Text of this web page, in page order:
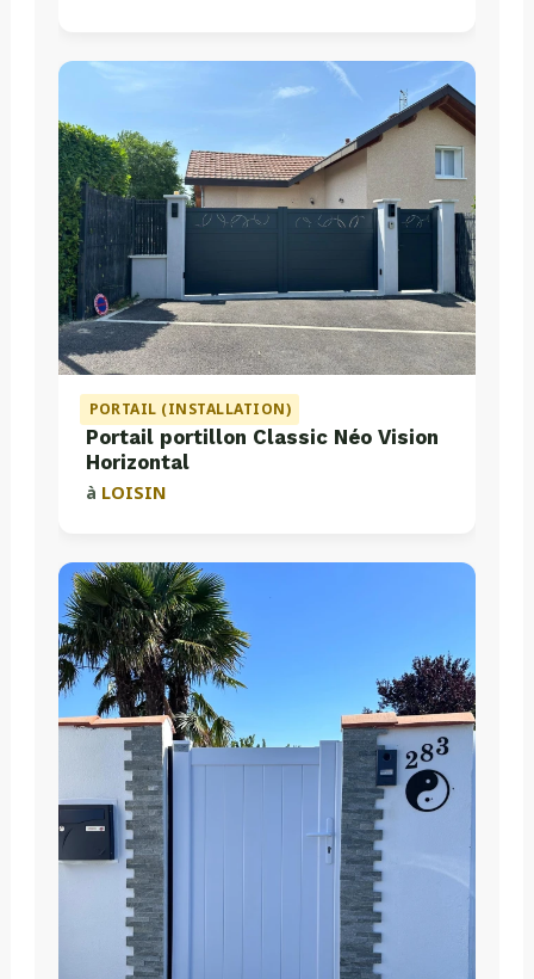
PORTAIL (INSTALLATION)
Portail portillon Classic Néo Vision
Horizontal
à LOISIN